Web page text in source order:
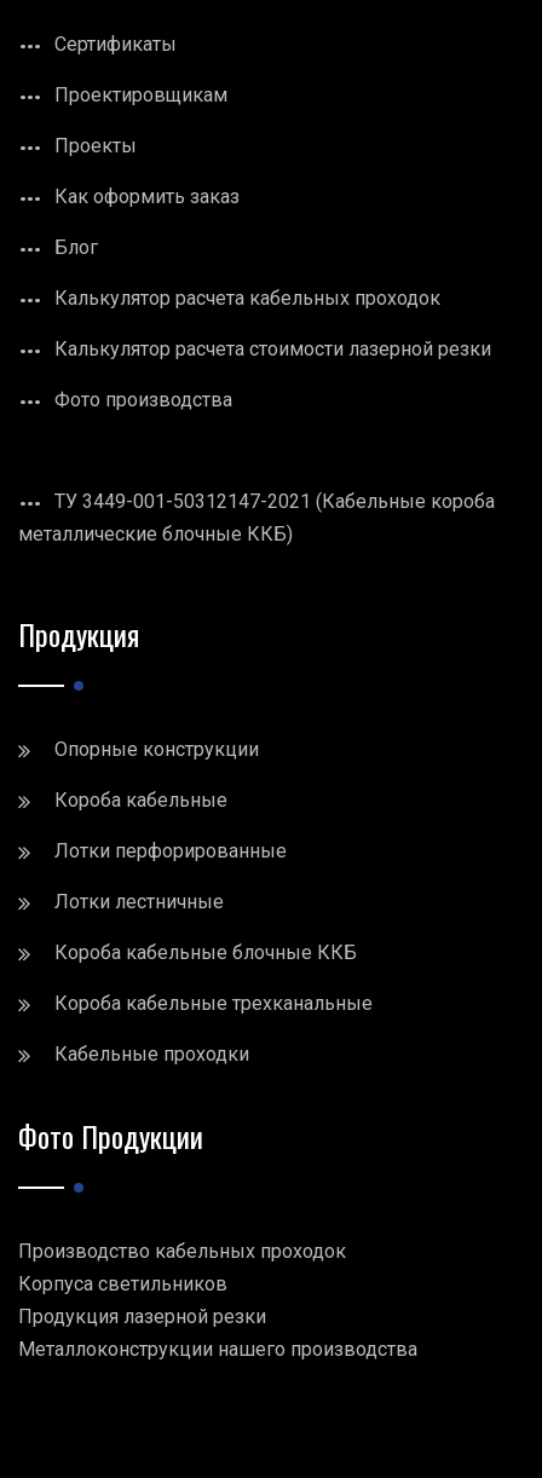
Сертификаты
Проектировщикам
Проекты
Как оформить заказ
Блог
Калькулятор расчета кабельных проходок
Калькулятор расчета стоимости лазерной резки
Фото производства
ТУ 3449-001-50312147-2021 (Кабельные короба
металлические блочные ККБ)
Продукция
Опорные конструкции
Короба кабельные
Лотки перфорированные
Лотки лестничные
Короба кабельные блочные ККБ
Короба кабельные трехканальные
Кабельные проходки
Фото Продукции
Производство кабельных проходок
Корпуса светильников
Продукция лазерной резки
Металлоконструкции нашего производства